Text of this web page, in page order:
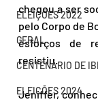
ELEIÇÕES 2022
GERAL
CENTENÁRIO DE
ELEIÇÕES 2024
chegou a ser
pelo Corpo de
esforços de
resistiu.
Jeniffer,